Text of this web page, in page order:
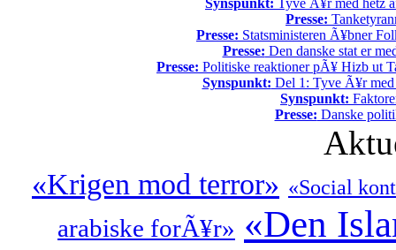
Synspunkt: Tyve Ã¥r med hetz
Presse:
Presse: Statsministeren Ã¥bner
Presse: Den danske stat er
Presse: Politiske reaktioner pÃ¥ Hizb ut
Synspunkt: Del 1: Tyve Ã¥r med
Synspunkt:
Presse: Danske
«Krigen mod terror» «Social
arabiske forÃ¥r» «Den